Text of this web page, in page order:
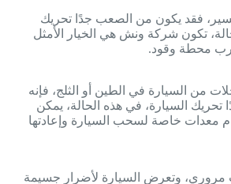
السير، فقد يكون من الصعب جدًا تحريك
تكون شركة ونش هي الخيار الأمثل
محطة وقود.
من السيارة في الطين أو الثلج، فإنه
السيارة، في هذه الحالة، يمكن
معدات خاصة لسحب السيارة وإعادتها
وتعرض السيارة لأضرار جسيمة